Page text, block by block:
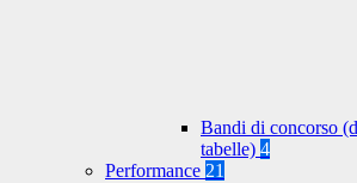
Bandi di concorso
tabelle) 4
Performance 21